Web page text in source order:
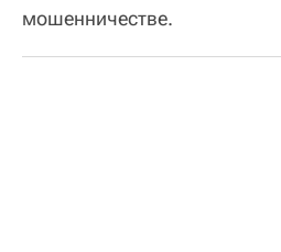
мошенничестве.